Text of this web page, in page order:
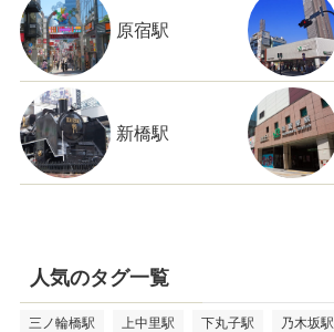
原宿駅
新橋駅
人気のタグ一覧
三ノ輪橋駅 上中里駅 下丸子駅 乃木坂駅